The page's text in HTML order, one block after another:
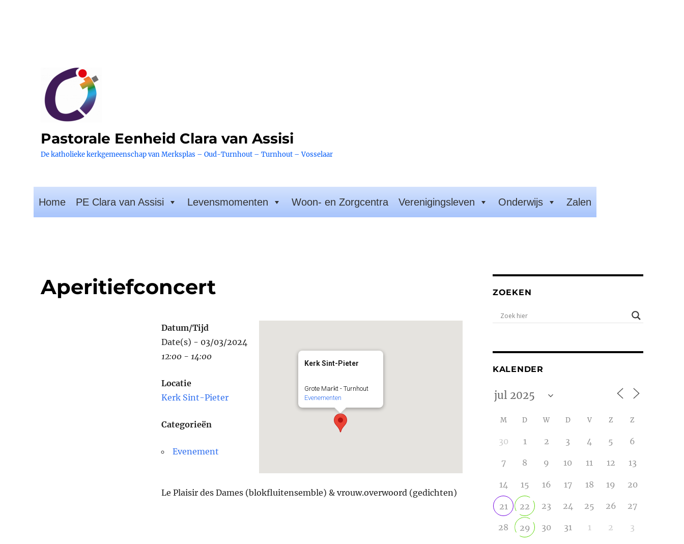
Pastorale Eenheid Clara van Assisi
De katholieke kerkgemeenschap van Merksplas – Oud-Turnhout – Turnhout – Vosselaar
Home PE Clara van Assisi Levensmomenten Woon- en Zorgcentra Verenigingsleven Onderwijs Zalen
Aperitiefconcert
Kerk Sint-Pieter
Grote Markt - Turnhout
Evenementen
Datum/Tijd
Date(s) - 03/03/2024
12:00 - 14:00
Locatie
Kerk Sint-Pieter
Categorieën
Evenement
Le Plaisir des Dames (blokfluitensemble) & vrouw.overwoord (gedichten)
ZOEKEN
KALENDER
M D W D V Z Z
30 1 2 3 4 5 6
7 8 9 10 11 12 13
14 15 16 17 18 19 20
21 22 23 24 25 26 27
28 29 30 31 1 2 3